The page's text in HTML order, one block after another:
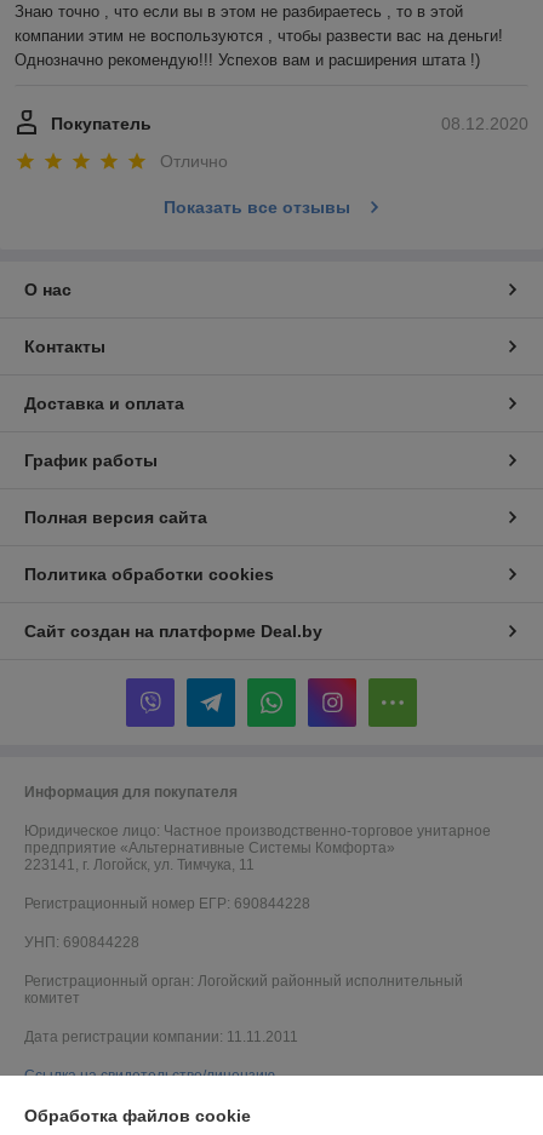
Знаю точно , что если вы в этом не разбираетесь , то в этой
компании этим не воспользуются , чтобы развести вас на деньги!
Однозначно рекомендую!!! Успехов вам и расширения штата !)
08.12.2020
Покупатель
Отлично
Показать все отзывы
О нас
Контакты
Доставка и оплата
График работы
Полная версия сайта
Политика обработки cookies
Сайт создан на платформе Deal.by
Информация для покупателя
Юридическое лицо: Частное производственно-торговое унитарное
предприятие «Альтернативные Системы Комфорта»
223141, г. Логойск, ул. Тимчука, 11
Регистрационный номер ЕГР: 690844228
УНП: 690844228
Регистрационный орган: Логойский районный исполнительный
комитет
Дата регистрации компании: 11.11.2011
Ссылка на свидетельство/лицензию
Обработка файлов cookie